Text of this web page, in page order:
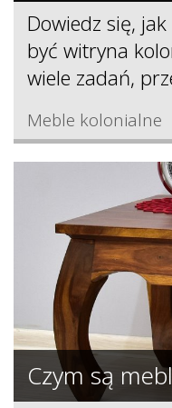
Dowiedz się,
być witryna
wiele zadań,
Meble kolonialne
Czym są